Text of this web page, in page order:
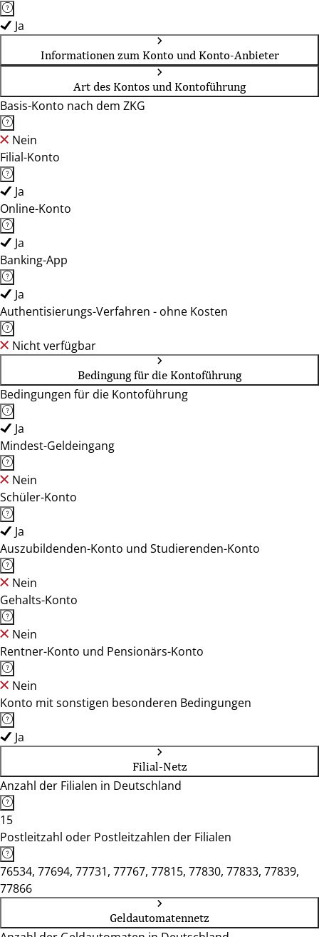
Ja
Informationen zum Konto und Konto-Anbieter
Art des Kontos und Kontoführung
Basis-Konto nach dem ZKG
Nein
Filial-Konto
Ja
Online-Konto
Ja
Banking-App
Ja
Authentisierungs-Verfahren - ohne Kosten
Nicht verfügbar
Bedingung für die Kontoführung
Bedingungen für die Kontoführung
Ja
Mindest-Geldeingang
Nein
Schüler-Konto
Ja
Auszubildenden-Konto und Studierenden-Konto
Nein
Gehalts-Konto
Nein
Rentner-Konto und Pensionärs-Konto
Nein
Konto mit sonstigen besonderen Bedingungen
Ja
Filial-Netz
Anzahl der Filialen in Deutschland
15
Postleitzahl oder Postleitzahlen der Filialen
76534, 77694, 77731, 77767, 77815, 77830, 77833, 77839,
77866
Geldautomatennetz